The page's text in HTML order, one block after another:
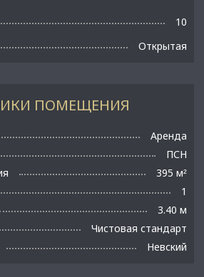
ПОМЕЩЕНИЯ
Аренда
ПСН
395 м²
1
3.40 м
Чистовая стандарт
Невский
10
Открытая